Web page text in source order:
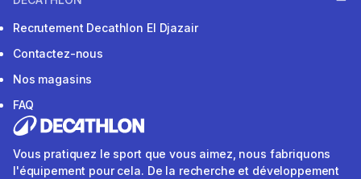
Recrutement Decathlon El Djazair
Contactez-nous
Nos magasins
FAQ
Vous pratiquez le sport que vous aimez, nous fabriquons
l'équipement pour cela. De la recherche et développement